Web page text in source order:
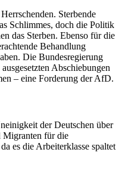
Sterbende
Schlimmes, doch die Politik
das Sterben. Ebenso für die
Behandlung
Die Bundesregierung
Abschiebungen
– eine Forderung der AfD.
der Deutschen über
Migranten für die
es die Arbeiterklasse spaltet